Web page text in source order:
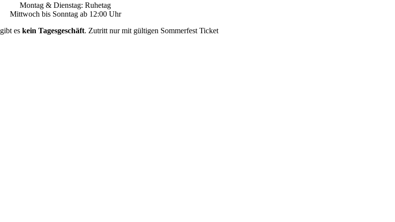
Montag & Dienstag: Ruhetag
Mittwoch bis Sonntag ab 12:00 Uhr
gibt es kein Tagesgeschäft. Zutritt nur mit gültigen Sommerfest Ticket